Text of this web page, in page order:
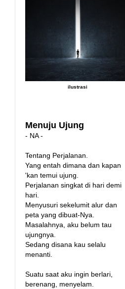
ilustrasi
Menuju Ujung
- NA -
Tentang Perjalanan.
Yang entah dimana dan kapan
'kan temui ujung.
Perjalanan singkat di hari demi
hari.
Menyusuri sekelumit alur dan
peta yang dibuat-Nya.
Masalahnya, aku belum tau
ujungnya.
Sedang disana kau selalu
menanti.
Suatu saat aku ingin berlari,
berenang, menyelam.